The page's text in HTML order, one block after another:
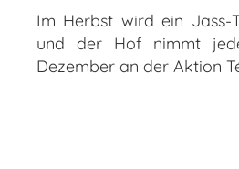
Im Herbst wird ein Jass-
und der Hof nimmt
Dezember an der Aktion